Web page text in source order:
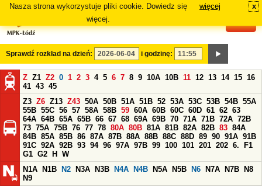
Nasza strona wykorzystuje pliki cookie. Dowiedz się
więcej.
więcej x
Sprawdź rozkład na dzień: i godzinę:
Z Z1 Z2 0 1 2 3 4 5 6 7 8 9 10A 10B 11 12 13 14 15 16
41 43 45
Z3 Z6 Z13 Z43 50A 50B 51A 51B 52 53A 53C 53B 54B 55A
55B 55C 56 57 58A 58B 59 60A 60B 60C 60D 61 62 63
64A 64B 65A 65B 66 67 68 69A 69B 70 71A 71B 72A 72B
73 75A 75B 76 77 78 80A 80B 81A 81B 82A 82B 83 84A
84B 85A 85B 86 87A 87B 88A 88B 88C 88D 89 90 91A 91B
91C 92A 92B 93 94 96 97A 97B 99 100 101 201 202 6.
F1
G1 G2 H
W
N1A
N1B N2 N3A N3B N4A N4B N5A N5B N6 N7A N7B
N8
N9